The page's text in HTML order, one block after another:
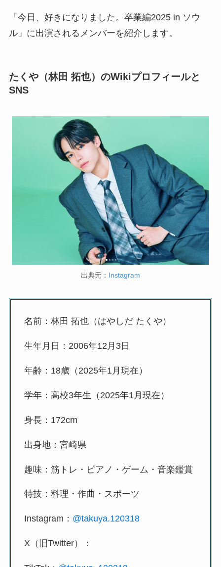
「今日、好きになりました。卒業編2025 in ソウ
ル」に出演されるメンバーを紹介します。
たくや（林田 拓也）のWikiプロフィールと
SNS
出典元： Instagram
名前：林田 拓也（はやしだ たくや）
生年月日：2006年12月3日
年齢：18歳（2025年1月現在）
学年：高校3年生（2025年1月現在）
身長：172cm
出身地：宮崎県
趣味：筋トレ・ピアノ・ゲーム・音楽鑑賞
特技：料理・作曲・スポーツ
Instagram： @takuya.120318
X（旧Twitter）：